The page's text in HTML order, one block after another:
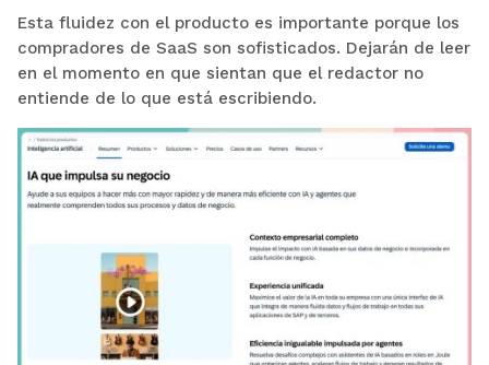
Esta fluidez con el producto es importante porque los
compradores de SaaS son sofisticados. Dejarán de leer
en el momento en que sientan que el redactor no
entiende de lo que está escribiendo.